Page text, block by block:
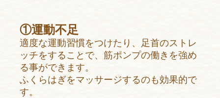
①運動不足
適度な運動習慣をつけたり、足首のストレ
ッチをすることで、筋ポンプの働きを強め
る事ができます。
ふくらはぎをマッサージするのも効果的で
す。